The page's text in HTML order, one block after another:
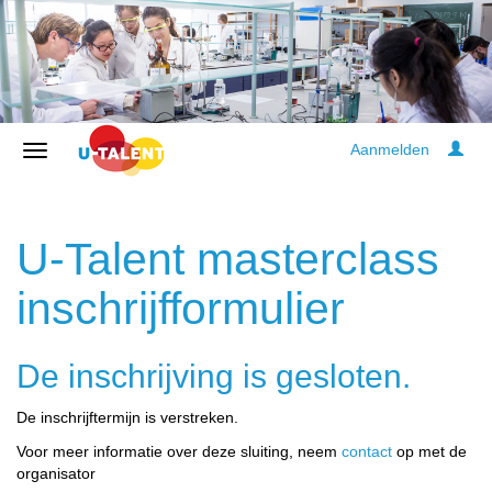
Aanmelden
U-Talent masterclass
inschrijfformulier
De inschrijving is gesloten.
De inschrijftermijn is verstreken.
Voor meer informatie over deze sluiting, neem contact op met de
organisator